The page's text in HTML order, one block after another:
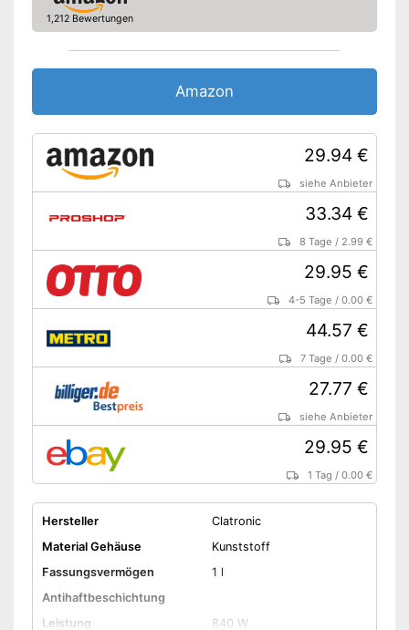
1,212 Bewertungen
Amazon
29.94 €
siehe Anbieter
33.34 €
8 Tage / 2.99 €
29.95 €
4-5 Tage /0.00 €
44.57 €
7 Tage /0.00 €
27.77 €
siehe Anbieter
29.95 €
1 Tag /0.00 €
Hersteller
Clatronic
Material Gehäuse
Kunststoff
Fassungsvermögen
1 l
Antihaftbeschichtung
Leistung
840 W